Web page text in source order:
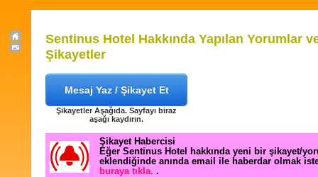
Sentinus Hotel Hakkında Yapılan Yorumlar
Şikayetler
Mesaj Yaz / Şikayet Et
Şikayetler Aşağıda. Sayfayı biraz
aşağı kaydırın.
Şikayet Habercisi
Eğer Sentinus Hotel hakkında yeni bir şikayet/
eklendiğinde anında email ile haberdar olmak
buraya tıkla. .